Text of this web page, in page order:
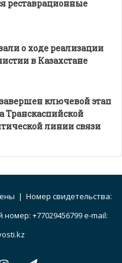
реставрационные
о ходе реализации
в Казахстане
ключевой этап
Транскаспийской
линии связи
| Номер свидетельства:
+77029456799 e-mail: